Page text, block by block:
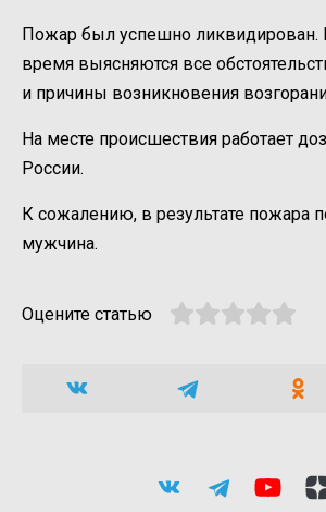
Пожар был успешно ликвидирован.
время выясняются все
и причины возникновения
На месте происшествия работает
России.
К сожалению, в результате пожара
мужчина.
Оцените статью